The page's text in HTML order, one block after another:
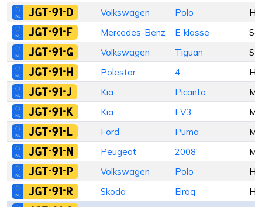
JGT-91-D Volkswagen Polo
JGT-91-F Mercedes-Benz E-klasse
JGT-91-G Volkswagen Tiguan
JGT-91-H Polestar 4
JGT-91-J Kia Picanto
JGT-91-K Kia EV3
JGT-91-L Ford Puma
JGT-91-N Peugeot 2008
JGT-91-P Volkswagen Polo
JGT-91-R Skoda Elroq